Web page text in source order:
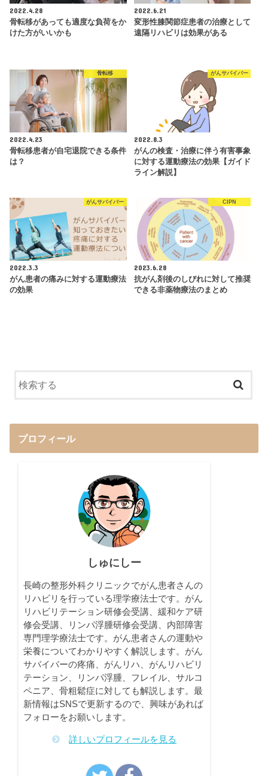
2022.4.28
骨転移があっても適度な負荷をか
けた方がいいかも
2022.6.21
変形性膝関節症患者の治療として
遠隔リハビリは効果がある
骨転移
2022.4.23
骨転移患者が自宅退院できる条件
は？
がんサバイバー
2022.8.3
がんの検査・治療に伴う有害事象
に対する運動療法の効果【ガイド
ライン解説】
がんサバイバー
2022.3.3
がん患者の痛みに対する運動療法
の効果
CIPN
2023.6.28
抗がん剤後のしびれに対して推奨
できる非薬物療法のまとめ
プロフィール
しゅにしー
長崎の整形外科クリニックでがん患者さんの
リハビリを行っている理学療法士です。がん
リハビリテーション研修会受講、緩和ケア研
修会受講、リンパ浮腫研修会受講、内部障害
専門理学療法士です。がん患者さんの運動や
栄養についてわかりやすく解説します。がん
サバイバーの疼痛、がんリハ、がんリハビリ
テーション、リンパ浮腫、フレイル、サルコ
ペニア、骨粗鬆症に対しても解説します。最
新情報はSNSで更新するので、興味があれば
フォローをお願いします。
詳しいプロフィールを見る